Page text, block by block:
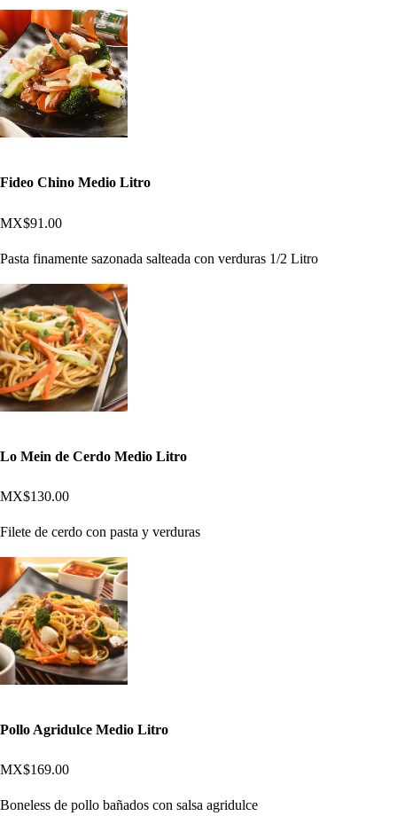
Fideo Chino Medio Litro
MX$91.00
Pasta finamente sazonada salteada con verduras 1/2 Litro
Lo Mein de Cerdo Medio Litro
MX$130.00
Filete de cerdo con pasta y verduras
Pollo Agridulce Medio Litro
MX$169.00
Boneless de pollo bañados con salsa agridulce